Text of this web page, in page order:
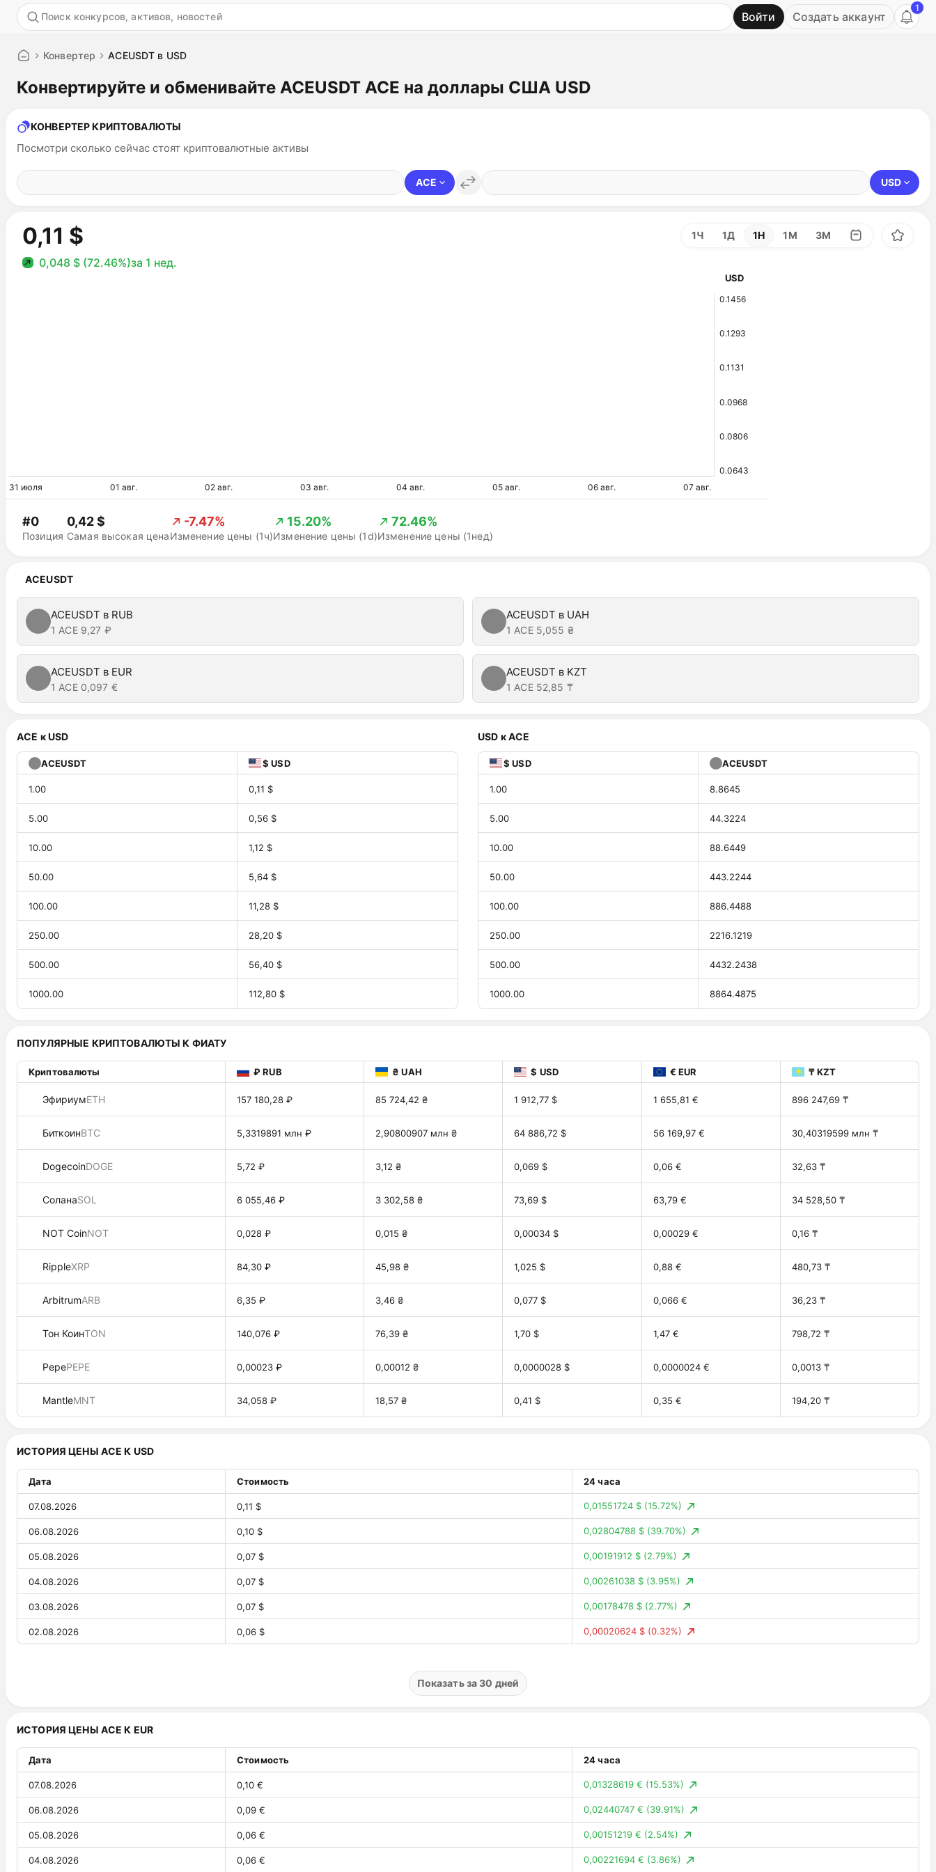
Войти Создать аккаунт
1
Конвертер ACEUSDT в USD
Конвертируйте и обменивайте ACEUSDT ACE на доллары США USD
КОНВЕРТЕР КРИПТОВАЛЮТЫ
Посмотри сколько сейчас стоят криптовалютные активы
ACE USD
0,11 $
0,048 $ (72.46%)за 1 нед.
1Ч 1Д 1Н 1М 3М
31 июля 01 авг. 02 авг. 03 авг. 04 авг. 05 авг. 06 авг. 07 авг.
USD
0.1456
0.1293
0.1131
0.0968
0.0806
0.0643
Позиция
#0
Самая высокая цена
0,42 $
Изменение цены (1ч)
-7.47%
Изменение цены (1d)
15.20%
Изменение цены (1нед)
72.46%
ACEUSDT
ACEUSDT в RUB
1 ACE 9,27 ₽
ACEUSDT в UAH
1 ACE 5,055 ₴
ACEUSDT в EUR
1 ACE 0,097 €
ACEUSDT в KZT
1 ACE 52,85 ₸
ACE к USD
ACEUSDT $ USD
1.00 0,11 $
5.00 0,56 $
10.00 1,12 $
50.00 5,64 $
100.00 11,28 $
250.00 28,20 $
500.00 56,40 $
1000.00 112,80 $
USD к ACE
$ USD ACEUSDT
1.00 8.8645
5.00 44.3224
10.00 88.6449
50.00 443.2244
100.00 886.4488
250.00 2216.1219
500.00 4432.2438
1000.00 8864.4875
ПОПУЛЯРНЫЕ КРИПТОВАЛЮТЫ К ФИАТУ
Криптовалюты ₽ RUB ₴ UAH $ USD € EUR ₸ KZT
ЭфириумETH 157 180,28 ₽ 85 724,42 ₴ 1 912,77 $ 1 655,81 € 896 247,69 ₸
БиткоинBTC 5,3319891 млн ₽ 2,90800907 млн ₴ 64 886,72 $ 56 169,97 € 30,40319599 млн ₸
DogecoinDOGE 5,72 ₽ 3,12 ₴ 0,069 $ 0,06 € 32,63 ₸
СоланаSOL 6 055,46 ₽ 3 302,58 ₴ 73,69 $ 63,79 € 34 528,50 ₸
NOT CoinNOT 0,028 ₽ 0,015 ₴ 0,00034 $ 0,00029 € 0,16 ₸
RippleXRP 84,30 ₽ 45,98 ₴ 1,025 $ 0,88 € 480,73 ₸
ArbitrumARB 6,35 ₽ 3,46 ₴ 0,077 $ 0,066 € 36,23 ₸
Тон КоинTON 140,076 ₽ 76,39 ₴ 1,70 $ 1,47 € 798,72 ₸
PepePEPE 0,00023 ₽ 0,00012 ₴ 0,0000028 $ 0,0000024 € 0,0013 ₸
MantleMNT 34,058 ₽ 18,57 ₴ 0,41 $ 0,35 € 194,20 ₸
ИСТОРИЯ ЦЕНЫ ACE К USD
Дата Стоимость 24 часа
07.08.2026 0,11 $ 0,01551724 $ (15.72%)
06.08.2026 0,10 $ 0,02804788 $ (39.70%)
05.08.2026 0,07 $ 0,00191912 $ (2.79%)
04.08.2026 0,07 $ 0,00261038 $ (3.95%)
03.08.2026 0,07 $ 0,00178478 $ (2.77%)
02.08.2026 0,06 $ 0,00020624 $ (0.32%)
29.07.2026
28.07.2026 0,08 $ 0,00310397 $
27.07.2026 0,08 $ 0,0039121 $ (4.67%)
26.07.2026 0,08 $ 0,0052947 $ (5.94%)
25.07.2026 0,09 $ 0,00929869 $ (11.65%)
24.07.2026 0,08 $ 0,00203056 $ (2.48%)
Показать за 30 дней
ИСТОРИЯ ЦЕНЫ ACE К EUR
Дата Стоимость 24 часа
07.08.2026 0,10 € 0,01328619 € (15.53%)
06.08.2026 0,09 € 0,02440747 € (39.91%)
05.08.2026 0,06 € 0,00151219 € (2.54%)
04.08.2026 0,06 € 0,00221694 € (3.86%)